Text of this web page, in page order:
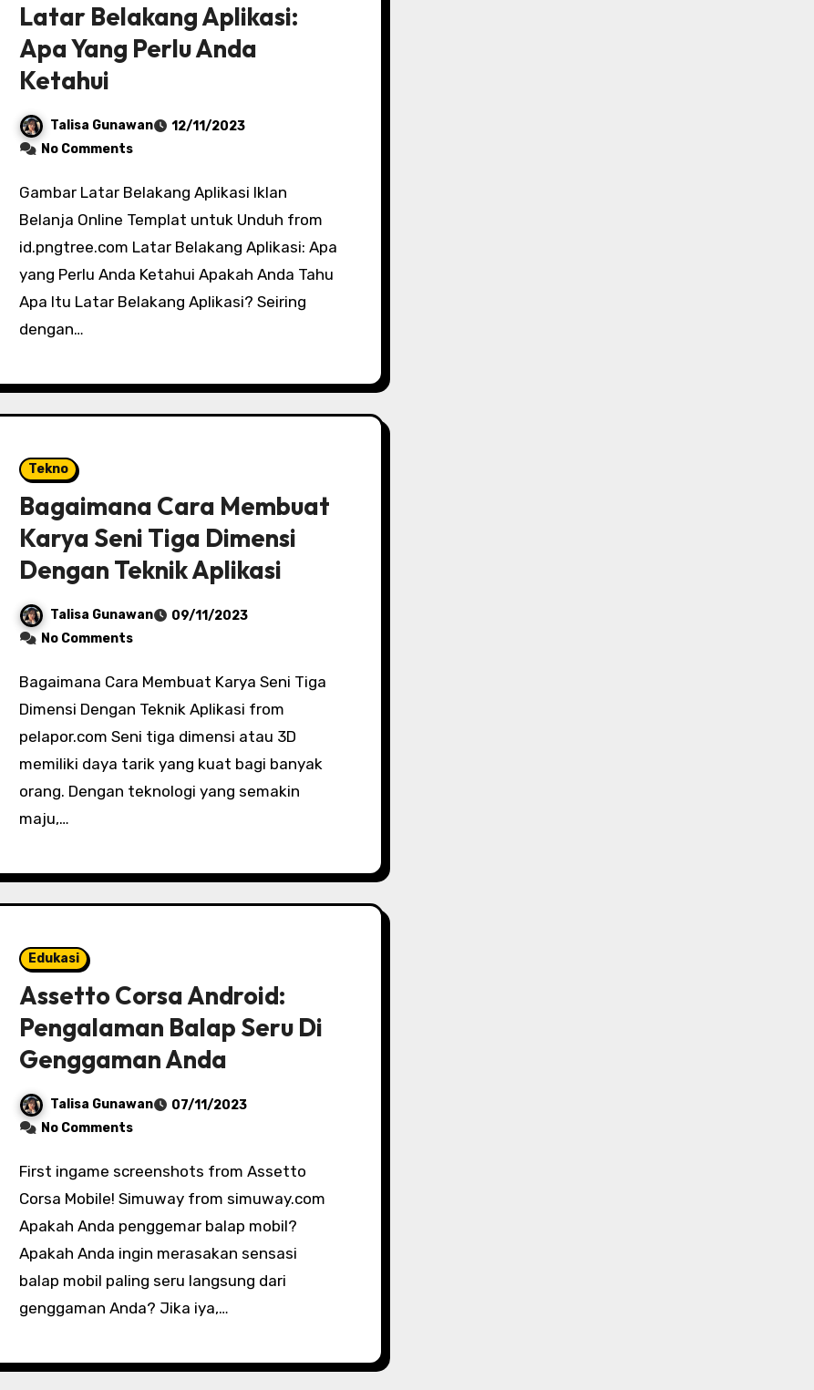
Latar Belakang Aplikasi:
Apa Yang Perlu Anda
Ketahui
Talisa Gunawan
12/11/2023
No Comments
Gambar Latar Belakang Aplikasi Iklan
Belanja Online Templat untuk Unduh from
id.pngtree.com Latar Belakang Aplikasi: Apa
yang Perlu Anda Ketahui Apakah Anda Tahu
Apa Itu Latar Belakang Aplikasi? Seiring
dengan…
Tekno
Bagaimana Cara Membuat
Karya Seni Tiga Dimensi
Dengan Teknik Aplikasi
Talisa Gunawan
09/11/2023
No Comments
Bagaimana Cara Membuat Karya Seni Tiga
Dimensi Dengan Teknik Aplikasi from
pelapor.com Seni tiga dimensi atau 3D
memiliki daya tarik yang kuat bagi banyak
orang. Dengan teknologi yang semakin
maju,…
Edukasi
Assetto Corsa Android:
Pengalaman Balap Seru Di
Genggaman Anda
Talisa Gunawan
07/11/2023
No Comments
First ingame screenshots from Assetto
Corsa Mobile! Simuway from simuway.com
Apakah Anda penggemar balap mobil?
Apakah Anda ingin merasakan sensasi
balap mobil paling seru langsung dari
genggaman Anda? Jika iya,…